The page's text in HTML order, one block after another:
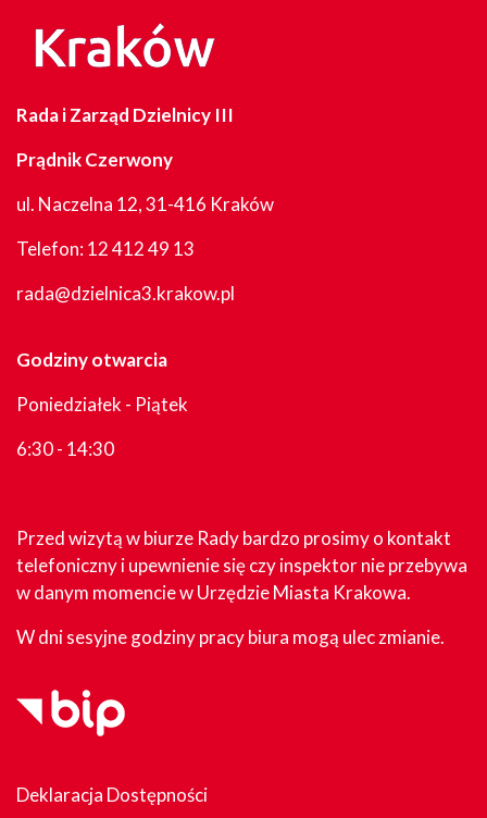
Rada i Zarząd Dzielnicy III
Prądnik Czerwony
ul. Naczelna 12, 31-416 Kraków
Telefon:12 412 49 13
rada@dzielnica3.krakow.pl
Godziny otwarcia
Poniedziałek - Piątek
6:30 - 14:30
Przed wizytą w biurze Rady bardzo prosimy o kontakt
telefoniczny i upewnienie się czy inspektor nie przebywa
w danym momencie w Urzędzie Miasta Krakowa.
W dni sesyjne godziny pracy biura mogą ulec zmianie.
Deklaracja Dostępności